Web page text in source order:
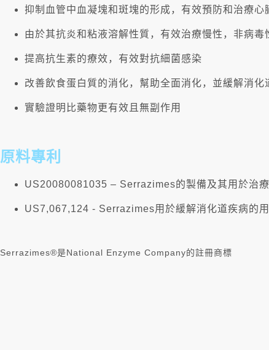
抑制血管中血凝塊和斑塊的形成，有效預防和治療
由於其抗炎和粘液溶解性質，有效治療慢性，非病
提高抗生素的療效，有效對抗細菌感染
改善飲食蛋白質的消化，幫助全面消化，並緩解消
實驗證明比藥物更有效且無副作用
原料專利
US20080081035 – Serrazimes的製備及其用於治
US7,067,124 - Serrazimes用於緩解消化道疾病的
Serrazimes®是National Enzyme Company的註冊商標